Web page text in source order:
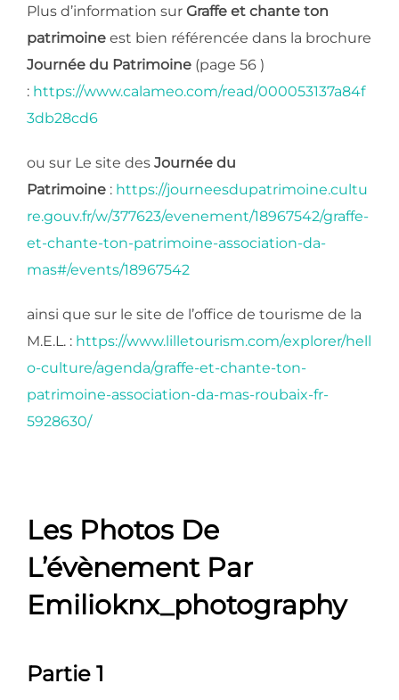
Plus d’information sur Graffe et chante ton
patrimoine est bien référencée dans la brochure
Journée du Patrimoine (page 56 )
: https://www.calameo.com/read/000053137a84f
3db28cd6
ou sur Le site des Journée du
Patrimoine : https://journeesdupatrimoine.cultu
re.gouv.fr/w/377623/evenement/18967542/graffe-
et-chante-ton-patrimoine-association-da-
mas#/events/18967542
ainsi que sur le site de l’office de tourisme de la
M.E.L. : https://www.lilletourism.com/explorer/hell
o-culture/agenda/graffe-et-chante-ton-
patrimoine-association-da-mas-roubaix-fr-
5928630/
Les Photos De
L’évènement Par
Emilioknx_photography
Partie 1